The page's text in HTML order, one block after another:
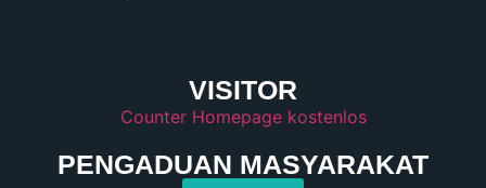
VISITOR
Counter Homepage kostenlos
PENGADUAN MASYARAKAT